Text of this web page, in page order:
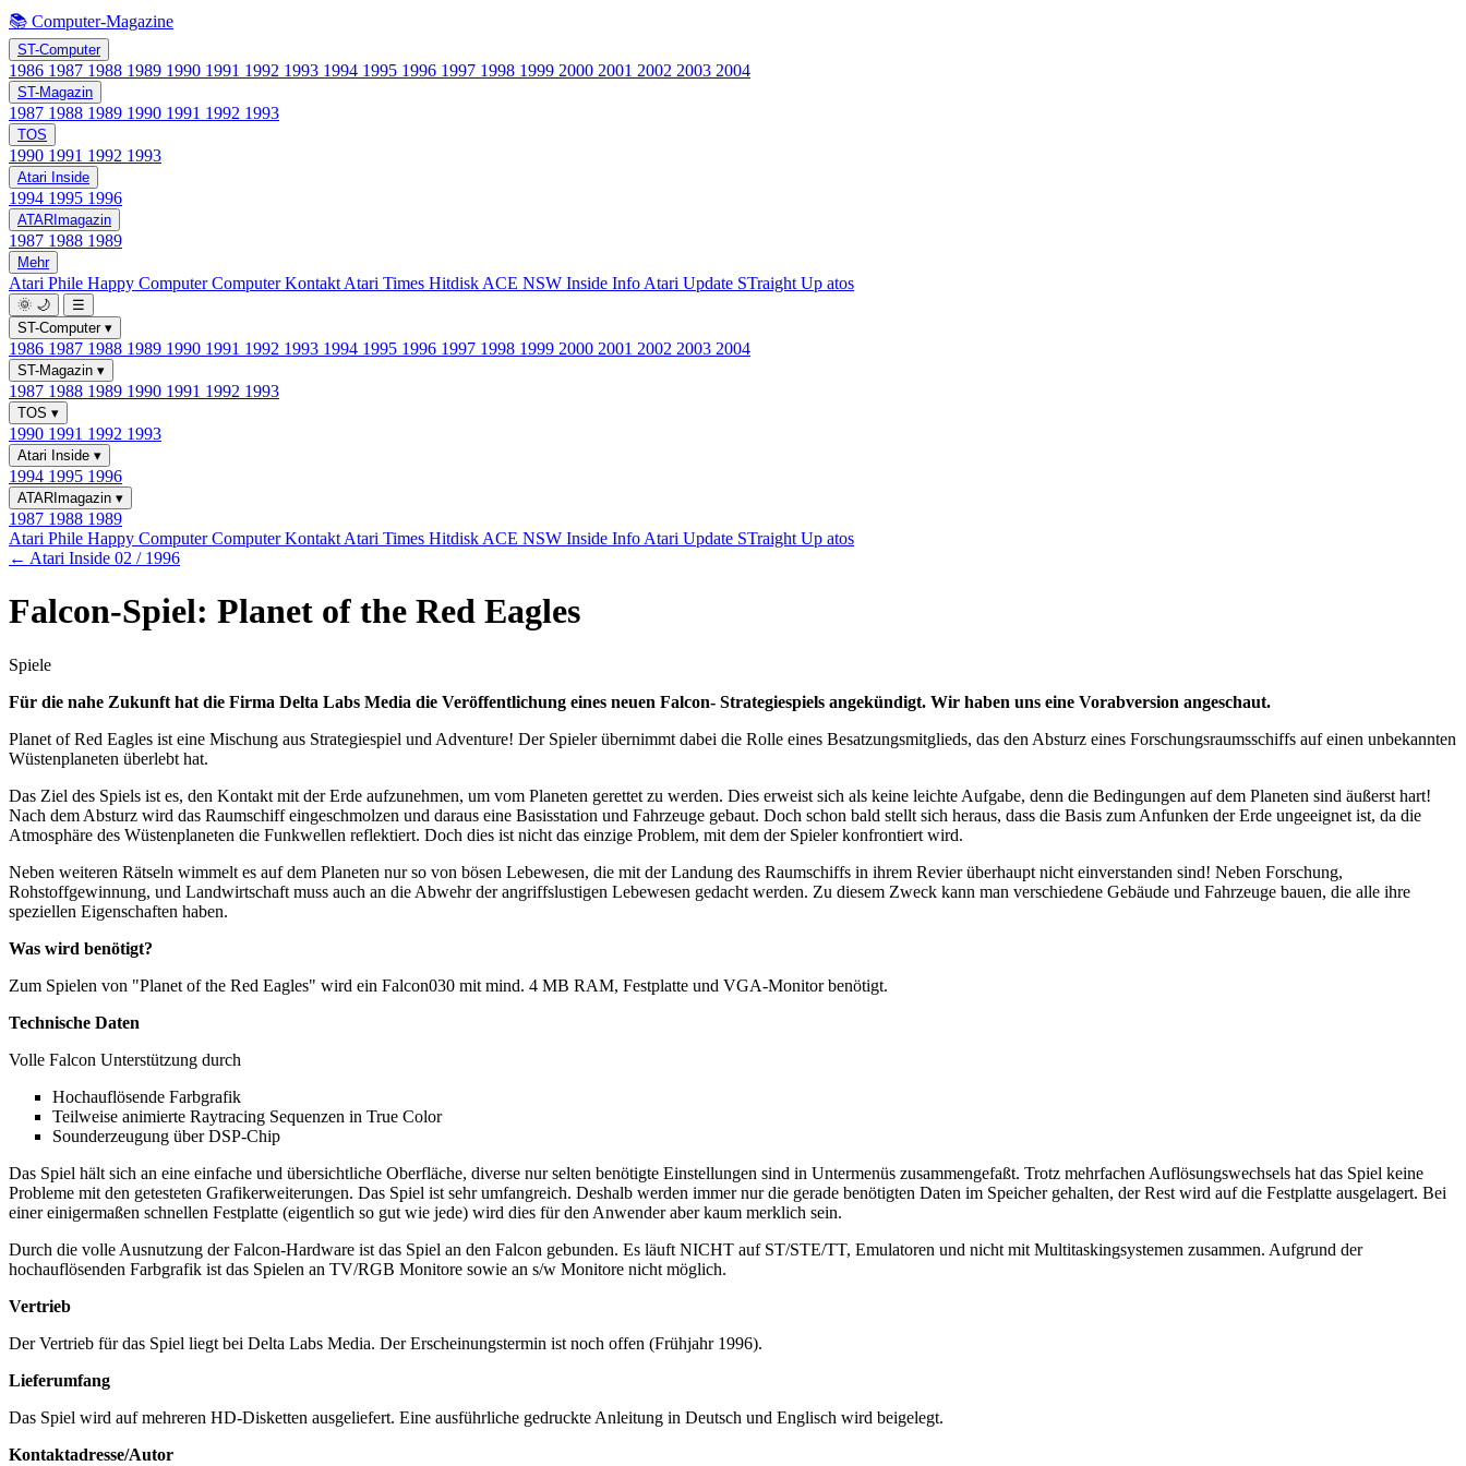
📚 Computer-Magazine
ST-Computer
1986 1987 1988 1989 1990 1991 1992 1993 1994 1995 1996 1997 1998 1999 2000 2001 2002 2003 2004
ST-Magazin
1987 1988 1989 1990 1991 1992 1993
TOS
1990 1991 1992 1993
Atari Inside
1994 1995 1996
ATARImagazin
1987 1988 1989
Mehr
Atari Phile Happy ComputerComputer Kontakt Atari Times Hitdisk ACE NSW Inside Info Atari Update STraight Up atos
🌞 🌙
☰
ST-Computer ▾
1986 1987 1988 1989 1990 1991 1992 1993 1994 1995 1996 1997 1998 1999 2000 2001 2002 2003 2004
ST-Magazin ▾
1987 1988 1989 1990 1991 1992 1993
TOS ▾
1990 1991 1992 1993
Atari Inside ▾
1994 1995 1996
ATARImagazin ▾
1987 1988 1989
Atari Phile Happy ComputerComputer Kontakt Atari Times Hitdisk ACE NSW Inside Info Atari Update STraight Up atos
← Atari Inside 02 / 1996
Falcon-Spiel: Planet of the Red Eagles
Spiele
Für die nahe Zukunft hat die Firma Delta Labs Media die Veröffentlichung eines neuen Falcon- Strategiespiels angekündigt. Wir haben uns eine Vorabversion angeschaut.
Planet of Red Eagles ist eine Mischung aus Strategiespiel und Adventure! Der Spieler übernimmt dabei die Rolle eines Besatzungsmitglieds, das den Absturz eines Forschungsraumsschiffs auf einen unbekannten
Wüstenplaneten überlebt hat.
Das Ziel des Spiels ist es, den Kontakt mit der Erde aufzunehmen, um vom Planeten gerettet zu werden. Dies erweist sich als keine leichte Aufgabe, denn die Bedingungen auf dem Planeten sind äußerst hart!
Nach dem Absturz wird das Raumschiff eingeschmolzen und daraus eine Basisstation und Fahrzeuge gebaut. Doch schon bald stellt sich heraus, dass die Basis zum Anfunken der Erde ungeeignet ist, da die
Atmosphäre des Wüstenplaneten die Funkwellen reflektiert. Doch dies ist nicht das einzige Problem, mit dem der Spieler konfrontiert wird.
Neben weiteren Rätseln wimmelt es auf dem Planeten nur so von bösen Lebewesen, die mit der Landung des Raumschiffs in ihrem Revier überhaupt nicht einverstanden sind! Neben Forschung,
Rohstoffgewinnung, und Landwirtschaft muss auch an die Abwehr der angriffslustigen Lebewesen gedacht werden. Zu diesem Zweck kann man verschiedene Gebäude und Fahrzeuge bauen, die alle ihre
speziellen Eigenschaften haben.
Was wird benötigt?
Zum Spielen von "Planet of the Red Eagles" wird ein Falcon030 mit mind. 4 MB RAM, Festplatte und VGA-Monitor benötigt.
Technische Daten
Volle Falcon Unterstützung durch
Hochauflösende Farbgrafik
Teilweise animierte Raytracing Sequenzen in True Color
Sounderzeugung über DSP-Chip
Das Spiel hält sich an eine einfache und übersichtliche Oberfläche, diverse nur selten benötigte Einstellungen sind in Untermenüs zusammengefaßt. Trotz mehrfachen Auflösungswechsels hat das Spiel keine
Probleme mit den getesteten Grafikerweiterungen. Das Spiel ist sehr umfangreich. Deshalb werden immer nur die gerade benötigten Daten im Speicher gehalten, der Rest wird auf die Festplatte ausgelagert. Bei
einer einigermaßen schnellen Festplatte (eigentlich so gut wie jede) wird dies für den Anwender aber kaum merklich sein.
Durch die volle Ausnutzung der Falcon-Hardware ist das Spiel an den Falcon gebunden. Es läuft NICHT auf ST/STE/TT, Emulatoren und nicht mit Multitaskingsystemen zusammen. Aufgrund der
hochauflösenden Farbgrafik ist das Spielen an TV/RGB Monitore sowie an s/w Monitore nicht möglich.
Vertrieb
Der Vertrieb für das Spiel liegt bei Delta Labs Media. Der Erscheinungstermin ist noch offen (Frühjahr 1996).
Lieferumfang
Das Spiel wird auf mehreren HD-Disketten ausgeliefert. Eine ausführliche gedruckte Anleitung in Deutsch und Englisch wird beigelegt.
Kontaktadresse/Autor